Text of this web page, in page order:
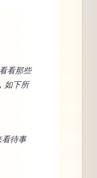
看那些
如下所
待事